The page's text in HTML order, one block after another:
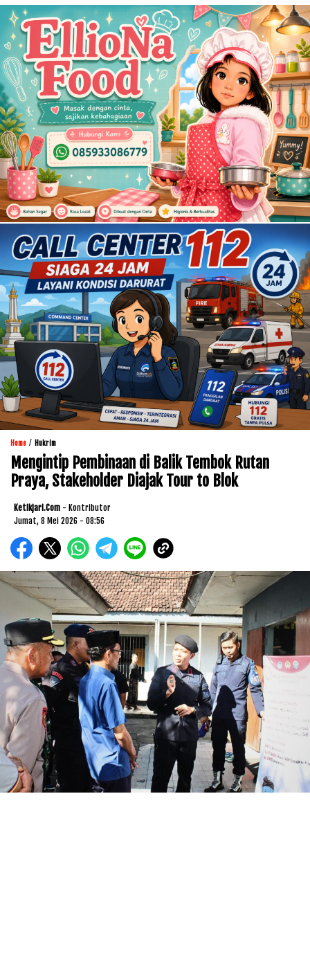
Home / Hukrim
Mengintip Pembinaan di Balik Tembok Rutan
Praya, Stakeholder Diajak Tour to Blok
Ketikjari.com - Kontributor
Jumat, 8 Mei 2026 - 08:56